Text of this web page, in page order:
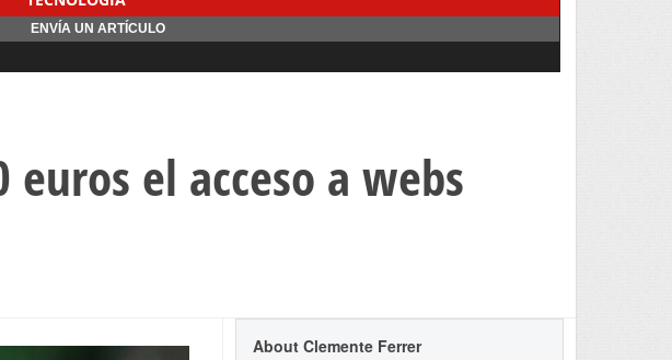
ENVÍA UN ARTÍCULO
el acceso a webs
About Clemente Ferrer